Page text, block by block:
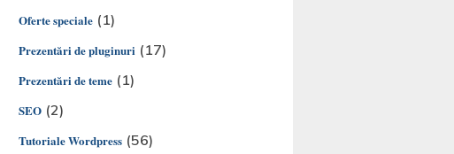
Oferte speciale (1)
Prezentări de pluginuri (17)
Prezentări de teme (1)
SEO (2)
Tutoriale Wordpress (56)